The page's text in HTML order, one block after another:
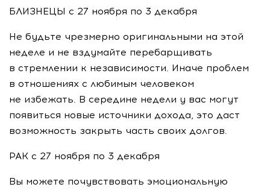
БЛИЗНЕЦЫ с 27 ноября по 3 декабря
Не будьте чрезмерно оригинальными на этой
неделе и не вздумайте перебарщивать
в стремлении к независимости. Иначе проблем
в отношениях с любимым человеком
не избежать. В середине недели у вас могут
появиться новые источники дохода, это даст
возможность закрыть часть своих долгов.
РАК с 27 ноября по 3 декабря
Вы можете почувствовать эмоциональную